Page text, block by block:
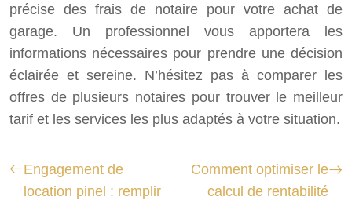
précise des frais de notaire pour votre achat de
garage. Un professionnel vous apportera les
informations nécessaires pour prendre une décision
éclairée et sereine. N’hésitez pas à comparer les
offres de plusieurs notaires pour trouver le meilleur
tarif et les services les plus adaptés à votre situation.
Engagement de
location pinel : remplir
Comment optimiser le
calcul de rentabilité